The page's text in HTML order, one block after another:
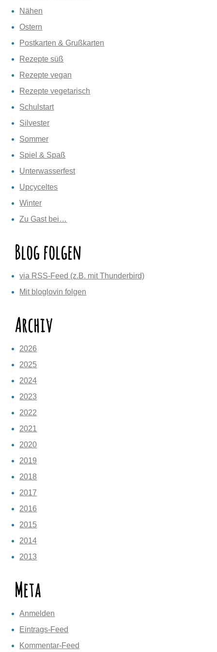
Nähen
Ostern
Postkarten & Grußkarten
Rezepte süß
Rezepte vegan
Rezepte vegetarisch
Schulstart
Silvester
Sommer
Spiel & Spaß
Unterwasserfest
Upcyceltes
Winter
Zu Gast bei…
Blog folgen
via RSS-Feed (z.B. mit Thunderbird)
Mit bloglovin folgen
Archiv
2026
2025
2024
2023
2022
2021
2020
2019
2018
2017
2016
2015
2014
2013
Meta
Anmelden
Eintrags-Feed
Kommentar-Feed